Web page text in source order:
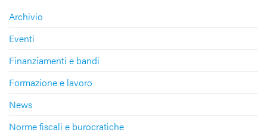
Archivio
Eventi
Finanziamenti e bandi
Formazione e lavoro
News
Norme fiscali e burocratiche